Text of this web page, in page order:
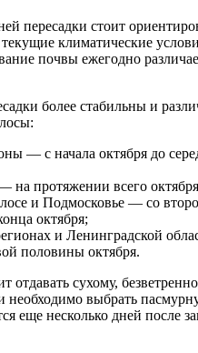
пересадки стоит
климатические
почвы ежегодно
более стабильны и
— с начала октября до
на протяжении всего
и Подмосковье — со
октября;
и Ленинградской
половины октября.
отдавать сухому,
необходимо выбрать
еще несколько дней после